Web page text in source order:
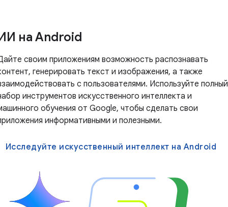
на Android
своим приложениям возможность распознавать
генерировать текст и изображения, а также
с пользователями. Используйте полный
инструментов искусственного интеллекта и
обучения от Google, чтобы сделать свои
информативными и полезными.
Исследуйте искусственный интеллект на Android